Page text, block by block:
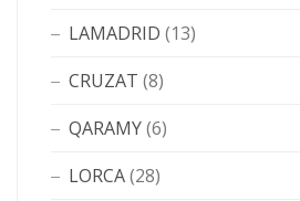
LAMADRID (13)
CRUZAT (8)
QARAMY(6)
LORCA(28)